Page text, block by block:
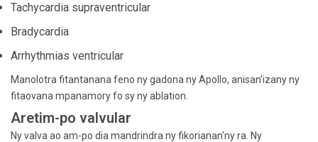
Tachycardia supraventricular
Bradycardia
Arrhythmias ventricular
Manolotra fitantanana feno ny gadona ny Apollo, anisan'izany ny
fitaovana mpanamory fo sy ny ablation.
Aretim-po valvular
Ny valva ao am-po dia mandrindra ny fikorianan'ny ra. Ny